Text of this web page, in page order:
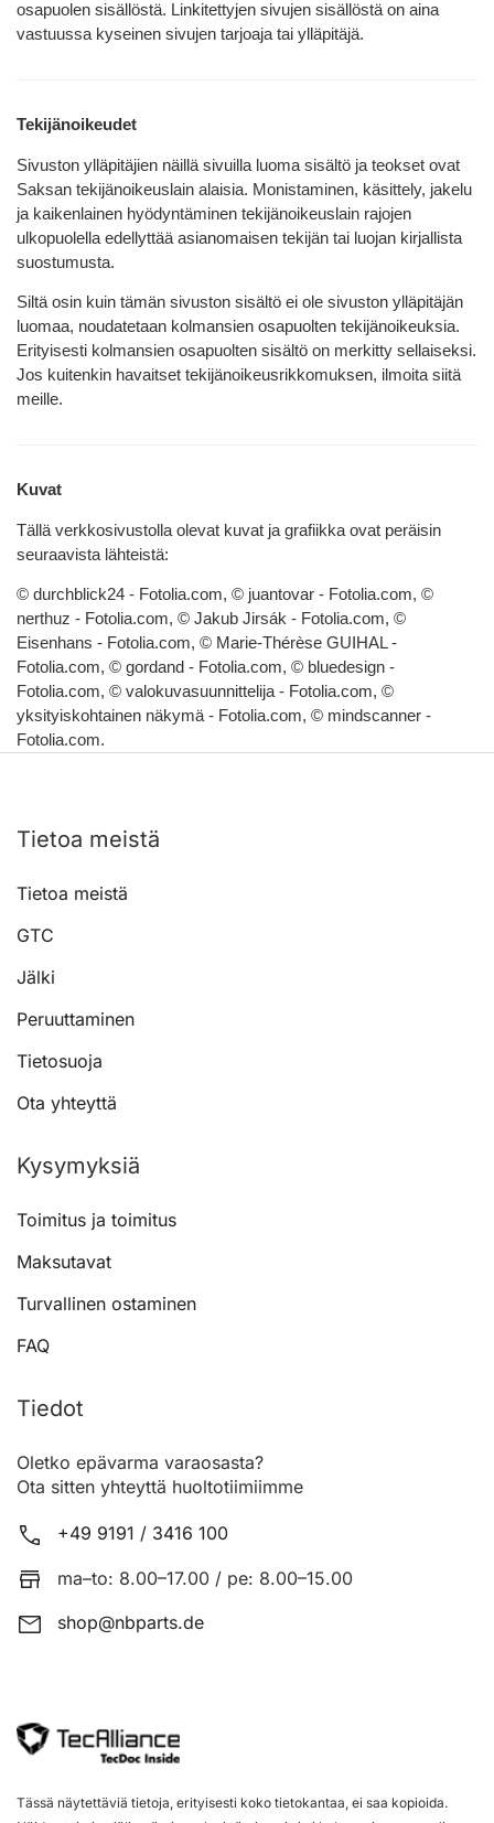
osapuolen sisällöstä. Linkitettyjen sivujen sisällöstä on aina
vastuussa kyseinen sivujen tarjoaja tai ylläpitäjä.
Tekijänoikeudet
Sivuston ylläpitäjien näillä sivuilla luoma sisältö ja teokset ovat
Saksan tekijänoikeuslain alaisia. Monistaminen, käsittely, jakelu
ja kaikenlainen hyödyntäminen tekijänoikeuslain rajojen
ulkopuolella edellyttää asianomaisen tekijän tai luojan kirjallista
suostumusta.
Siltä osin kuin tämän sivuston sisältö ei ole sivuston ylläpitäjän
luomaa, noudatetaan kolmansien osapuolten tekijänoikeuksia.
Erityisesti kolmansien osapuolten sisältö on merkitty sellaiseksi.
Jos kuitenkin havaitset tekijänoikeusrikkomuksen, ilmoita siitä
meille.
Kuvat
Tällä verkkosivustolla olevat kuvat ja grafiikka ovat peräisin
seuraavista lähteistä:
© durchblick24 - Fotolia.com, © juantovar - Fotolia.com, ©
nerthuz - Fotolia.com, © Jakub Jirsák - Fotolia.com, ©
Eisenhans - Fotolia.com, © Marie-Thérèse GUIHAL -
Fotolia.com, © gordand - Fotolia.com, © bluedesign -
Fotolia.com, © valokuvasuunnittelija - Fotolia.com, ©
yksityiskohtainen näkymä - Fotolia.com, © mindscanner -
Fotolia.com.
Tietoa meistä
Tietoa meistä
GTC
Jälki
Peruuttaminen
Tietosuoja
Ota yhteyttä
Kysymyksiä
Toimitus ja toimitus
Maksutavat
Turvallinen ostaminen
FAQ
Tiedot
Oletko epävarma varaosasta?
Ota sitten yhteyttä huoltotiimiimme
+49 9191 / 3416 100
ma–to: 8.00–17.00 / pe: 8.00–15.00
shop@nbparts.de
Tässä näytettäviä tietoja, erityisesti koko tietokantaa, ei saa kopioida.